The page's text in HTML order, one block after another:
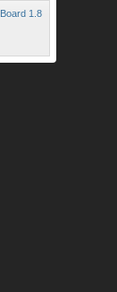
1.8